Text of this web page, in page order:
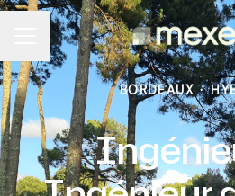
MENU CARRIÈRE
BORDEAUX ·